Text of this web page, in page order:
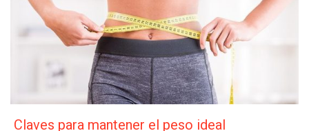
Claves para mantener el peso ideal